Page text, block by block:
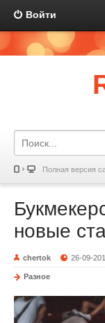
Войти
Полная версия
новые
chertok 26-09-
Разное